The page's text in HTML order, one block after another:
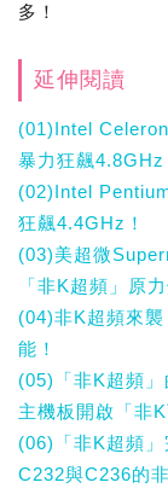
多！
延伸閱讀
(01)Intel
暴力狂飆4.8GHz
(02)Intel
狂飆4.4GHz！
(03)美超微
「非K超頻」原
(04)非K超頻來
能！
(05)「非K超頻
主機板開啟「非
(06)「非K超頻」
C232與C236的